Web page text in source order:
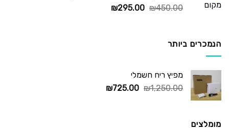
₪450.00
המחיר
₪295.00
המחיר
הנמכרים ביותר
מפיץ ריח חשמלי
₪1,250.00
המחיר
₪725.00
המחיר
מומלצים